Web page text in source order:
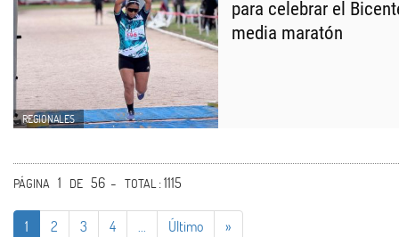
REGIONALES
para celebrar el
media maratón
PÁGINA 1 DE 56 - TOTAL: 1115
1 2 3 4 Último »